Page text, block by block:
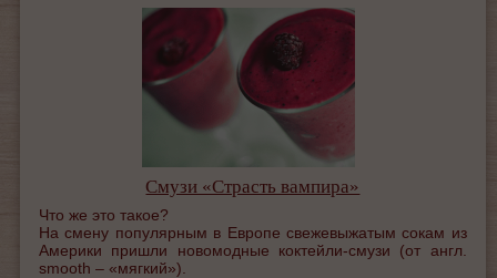
Смузи «Страсть вампира»
Что же это такое?
На смену популярным в Европе свежевыжатым сокам из
Америки пришли новомодные коктейли-смузи (от англ.
smooth – «мягкий»).